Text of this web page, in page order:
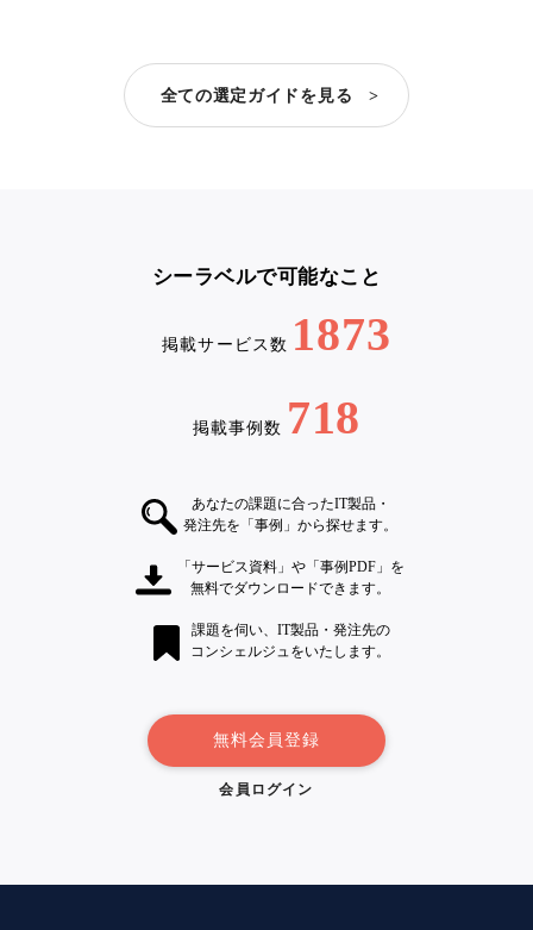
全ての選定ガイドを見る >
シーラベルで可能なこと
掲載サービス数 1873
掲載事例数 718
あなたの課題に合ったIT製品・
発注先を「事例」から探せます。
「サービス資料」や「事例PDF」を
無料でダウンロードできます。
課題を伺い、IT製品・発注先の
コンシェルジュをいたします。
無料会員登録
会員ログイン